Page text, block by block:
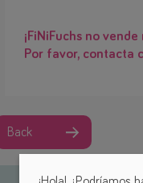
¡FiNiFuchs no
Por favor, contacta
Back